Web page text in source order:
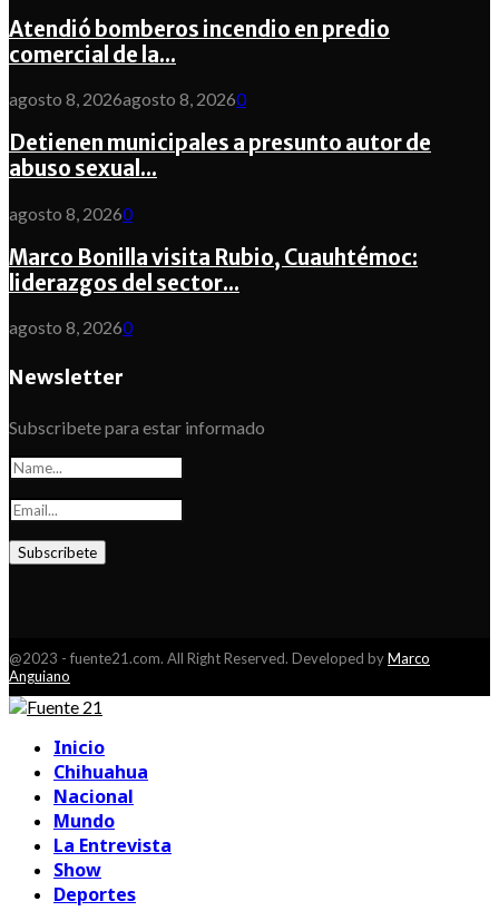
Atendió bomberos incendio en predio
comercial de la...
agosto 8, 2026agosto 8, 20260
Detienen municipales a presunto autor de
abuso sexual...
agosto 8, 20260
Marco Bonilla visita Rubio, Cuauhtémoc:
liderazgos del sector...
agosto 8, 20260
Newsletter
Subscribete para estar informado
@2023 - fuente21.com. All Right Reserved. Developed byMarco
Anguiano
Inicio
Chihuahua
Nacional
Mundo
La Entrevista
Show
Deportes